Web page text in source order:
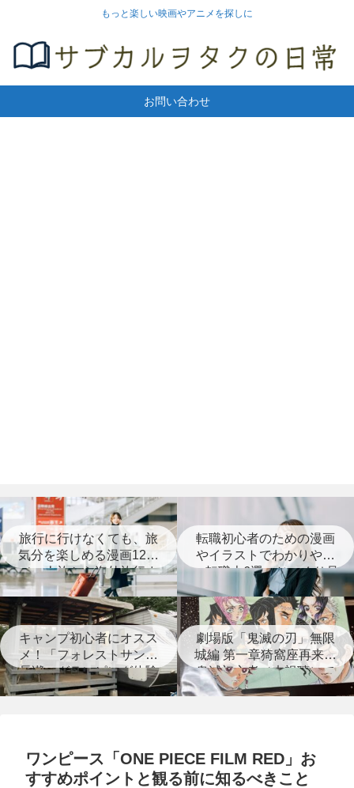
もっと楽しい映画やアニメを探しに
お問い合わせ
旅行に行けなくても、旅
気分を楽しめる漫画12選
（一人旅から海外旅行ま
で）
転職初心者のための漫画
やイラストでわかりやす
い転職本6選＋じっくり見
つめなおす本3選
キャンプ初心者にオスス
メ！「フォレストサンズ
長瀞」グランピング体験
レポート
劇場版「鬼滅の刃」無限
城編 第一章猗窩座再来は
鬼滅初心者（未視聴）で
も楽しめる？
ワンピース「ONE PIECE FILM RED」お
すすめポイントと観る前に知るべきこと